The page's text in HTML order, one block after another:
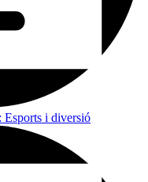
Esports i diversió